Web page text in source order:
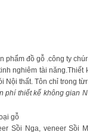
đồ gỗ .công ty chúng
nghiêm tài năng.Thiết kế
Nội thất. Tôn chỉ trong từng
phí thiết kế không gian Nội
gỗ
Sồi Nga, veneer Sồi Mỹ,